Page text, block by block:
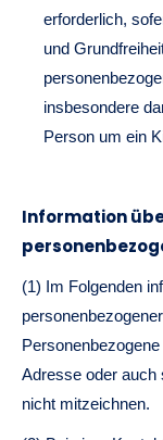
erforderlich,
und
insbesondere
Person um ein
Information
(1) Im Folgenden
Adresse oder auch
nicht mitzeichnen.